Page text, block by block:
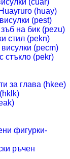
(huay)
(pest)
на бик (pezu)
стил (pekn)
(pecm)
стъкло (pekr)
за глава (hkee)
фигурки-
ръчен